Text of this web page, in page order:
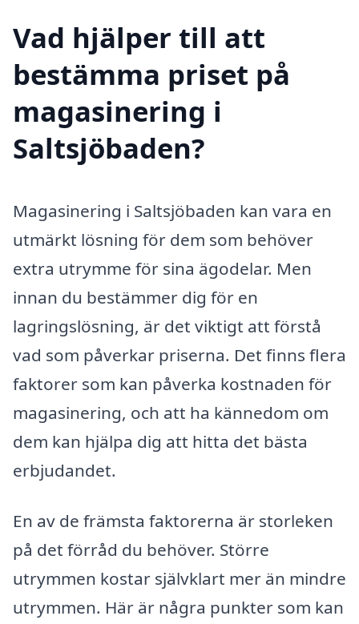
Vad hjälper till att
bestämma priset på
magasinering i
Saltsjöbaden?
Magasinering i Saltsjöbaden kan vara en
utmärkt lösning för dem som behöver
extra utrymme för sina ägodelar. Men
innan du bestämmer dig för en
lagringslösning, är det viktigt att förstå
vad som påverkar priserna. Det finns flera
faktorer som kan påverka kostnaden för
magasinering, och att ha kännedom om
dem kan hjälpa dig att hitta det bästa
erbjudandet.
En av de främsta faktorerna är storleken
på det förråd du behöver. Större
utrymmen kostar självklart mer än mindre
utrymmen. Här är några punkter som kan